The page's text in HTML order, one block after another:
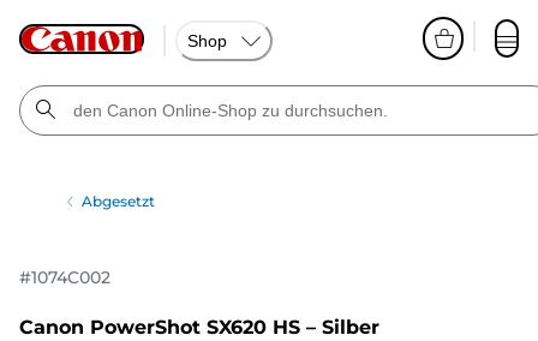
Shop
Abgesetzt
#1074C002
Canon PowerShot SX620 HS – Silber